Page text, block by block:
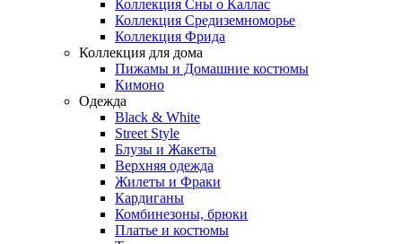
Коллекция Сны о Каллас
Коллекция Средиземноморье
Коллекция Фрида
Коллекция для дома
Пижамы и Домашние костюмы
Кимоно
Одежда
Black & White
Street Style
Блузы и Жакеты
Верхняя одежда
Жилеты и Фраки
Кардиганы
Комбинезоны, брюки
Платье и костюмы